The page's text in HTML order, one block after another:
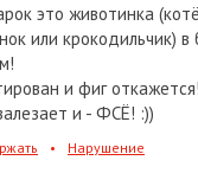
это животинка
или крокодильчик)
и фиг
и - ФСЁ! :))
• Нарушение